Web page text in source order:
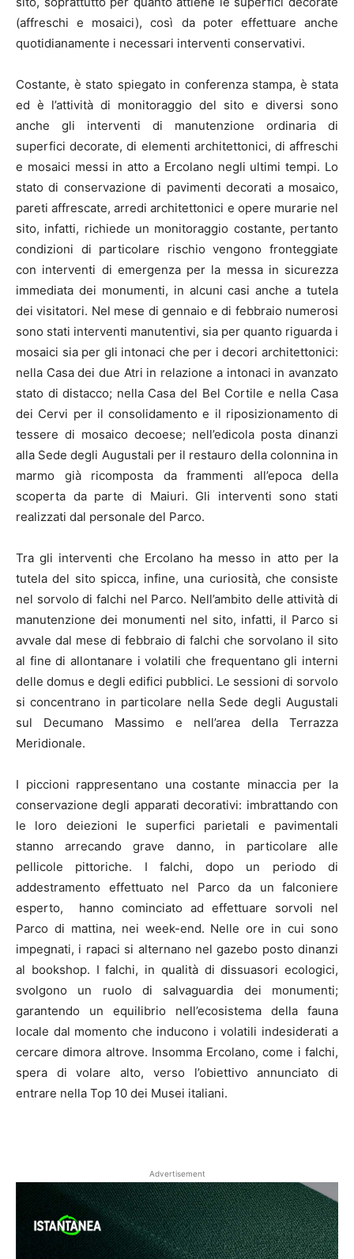
(affreschi e mosaici), così da poter effettuare anche
quotidianamente i necessari interventi conservativi.
Costante, è stato spiegato in conferenza stampa, è stata
ed è l’attività di monitoraggio del sito e diversi sono
anche gli interventi di manutenzione ordinaria di
superfici decorate, di elementi architettonici, di affreschi
e mosaici messi in atto a Ercolano negli ultimi tempi. Lo
stato di conservazione di pavimenti decorati a mosaico,
pareti affrescate, arredi architettonici e opere murarie nel
sito, infatti, richiede un monitoraggio costante, pertanto
condizioni di particolare rischio vengono fronteggiate
con interventi di emergenza per la messa in sicurezza
immediata dei monumenti, in alcuni casi anche a tutela
dei visitatori. Nel mese di gennaio e di febbraio numerosi
sono stati interventi manutentivi, sia per quanto riguarda i
mosaici sia per gli intonaci che per i decori architettonici:
nella Casa dei due Atri in relazione a intonaci in avanzato
stato di distacco; nella Casa del Bel Cortile e nella Casa
dei Cervi per il consolidamento e il riposizionamento di
tessere di mosaico decoese; nell’edicola posta dinanzi
alla Sede degli Augustali per il restauro della colonnina in
marmo già ricomposta da frammenti all’epoca della
scoperta da parte di Maiuri. Gli interventi sono stati
realizzati dal personale del Parco.
Tra gli interventi che Ercolano ha messo in atto per la
tutela del sito spicca, infine, una curiosità, che consiste
nel sorvolo di falchi nel Parco. Nell’ambito delle attività di
manutenzione dei monumenti nel sito, infatti, il Parco si
avvale dal mese di febbraio di falchi che sorvolano il sito
al fine di allontanare i volatili che frequentano gli interni
delle domus e degli edifici pubblici. Le sessioni di sorvolo
si concentrano in particolare nella Sede degli Augustali
sul Decumano Massimo e nell’area della Terrazza
Meridionale.
I piccioni rappresentano una costante minaccia per la
conservazione degli apparati decorativi: imbrattando con
le loro deiezioni le superfici parietali e pavimentali
stanno arrecando grave danno, in particolare alle
pellicole pittoriche. I falchi, dopo un periodo di
addestramento effettuato nel Parco da un falconiere
esperto, hanno cominciato ad effettuare sorvoli nel
Parco di mattina, nei week-end. Nelle ore in cui sono
impegnati, i rapaci si alternano nel gazebo posto dinanzi
al bookshop. I falchi, in qualità di dissuasori ecologici,
svolgono un ruolo di salvaguardia dei monumenti;
garantendo un equilibrio nell’ecosistema della fauna
locale dal momento che inducono i volatili indesiderati a
cercare dimora altrove. Insomma Ercolano, come i falchi,
spera di volare alto, verso l’obiettivo annunciato di
entrare nella Top 10 dei Musei italiani.
Advertisement